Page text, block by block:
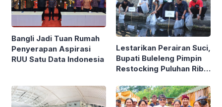
Bangli Jadi Tuan Rumah
Penyerapan Aspirasi
RUU Satu Data Indonesia
Lestarikan Perairan Suci,
Bupati Buleleng Pimpin
Restocking Puluhan Ribu
Sudamala